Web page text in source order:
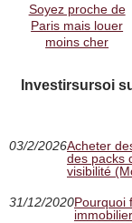
Soyez proche de
Paris mais louer
moins cher
Investirsursoi
03/2/2026Acheter
des packs
visibilité
31/12/2020Pourquoi